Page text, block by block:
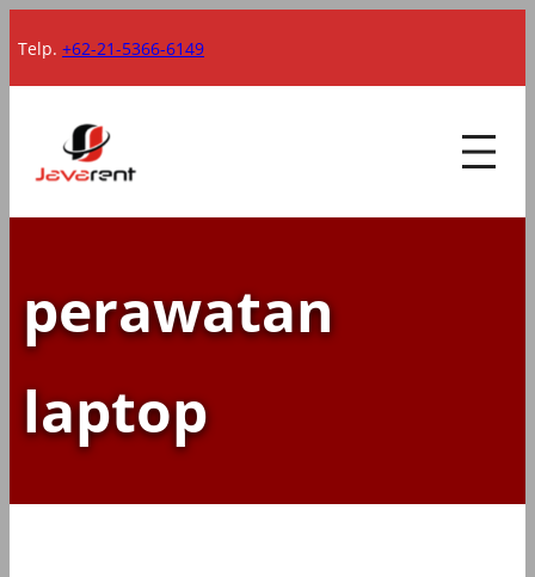
ke
konten
Telp.+62-21-5366-6149
perawatan
laptop